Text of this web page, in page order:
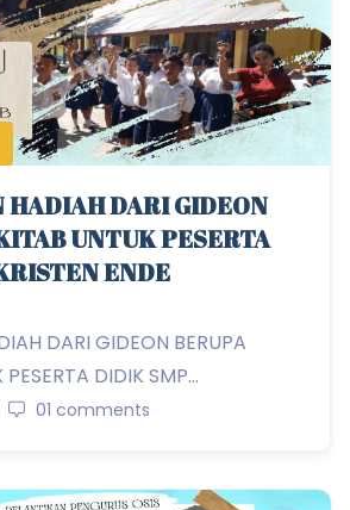
HADIAH DARI GIDEON
UNTUK PESERTA
ENDE
DARI GIDEON BERUPA
DIDIK SMP...
01 comments